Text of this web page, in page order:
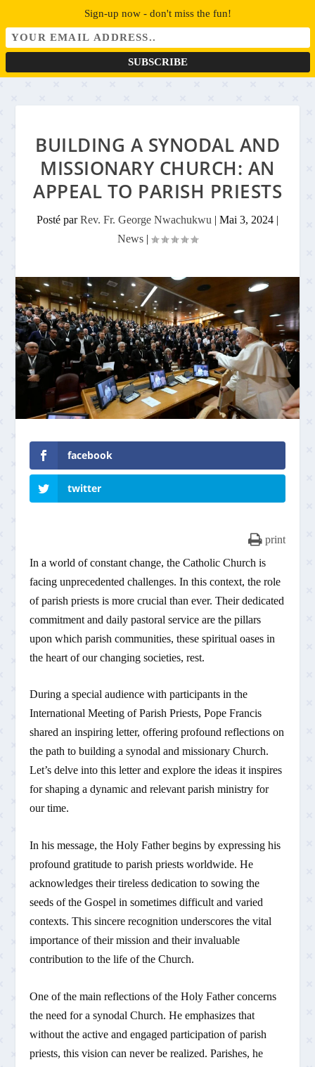
BUILDING A SYNODAL AND
MISSIONARY CHURCH: AN
APPEAL TO PARISH PRIESTS
Posté parRev. Fr. George Nwachukwu | Mai 3, 2024 |
News |
facebook
twitter
print
In a world of constant change, the Catholic Church is
facing unprecedented challenges. In this context, the role
of parish priests is more crucial than ever. Their dedicated
commitment and daily pastoral service are the pillars
upon which parish communities, these spiritual oases in
the heart of our changing societies, rest.
During a special audience with participants in the
International Meeting of Parish Priests, Pope Francis
shared an inspiring letter, offering profound reflections on
the path to building a synodal and missionary Church.
Let’s delve into this letter and explore the ideas it inspires
for shaping a dynamic and relevant parish ministry for
our time.
In his message, the Holy Father begins by expressing his
profound gratitude to parish priests worldwide. He
acknowledges their tireless dedication to sowing the
seeds of the Gospel in sometimes difficult and varied
contexts. This sincere recognition underscores the vital
importance of their mission and their invaluable
contribution to the life of the Church.
One of the main reflections of the Holy Father concerns
the need for a synodal Church. He emphasizes that
without the active and engaged participation of parish
priests, this vision can never be realized. Parishes, he
Sign-up now - don't miss the fun!